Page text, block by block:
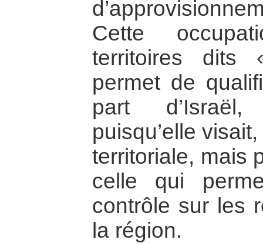
Cette
territoires dits
permet de
part d’Israël,
puisqu’elle
territoriale, mais
celle qui
contrôle sur les
la région.